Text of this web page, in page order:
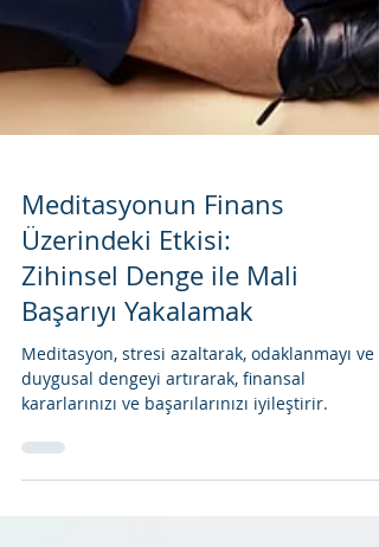
Meditasyonun Finans
Üzerindeki Etkisi:
Zihinsel Denge ile Mali
Başarıyı Yakalamak
Meditasyon, stresi azaltarak, odaklanmayı ve
duygusal dengeyi artırarak, finansal